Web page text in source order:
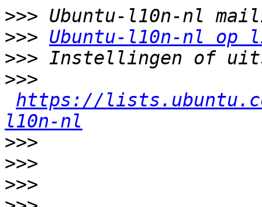
>>>
>>> Ubuntu-l10n-nl op
>>>
>>>
https://
l10n-nl
>>>
>>>
>>>